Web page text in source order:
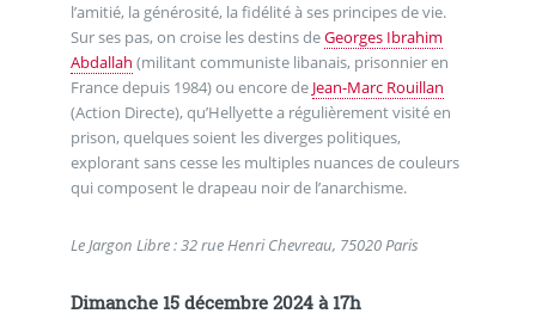
l’amitié, la générosité, la fidélité à ses principes de vie.
Sur ses pas, on croise les destins deGeorges Ibrahim
Abdallah (militant communiste libanais, prisonnier en
France depuis 1984) ou encore de Jean-Marc Rouillan
(Action Directe), qu’Hellyette a régulièrement visité en
prison, quelques soient les diverges politiques,
explorant sans cesse les multiples nuances de couleurs
qui composent le drapeau noir de l’anarchisme.
Le Jargon Libre : 32 rue Henri Chevreau, 75020 Paris
Dimanche 15 décembre 2024 à 17h